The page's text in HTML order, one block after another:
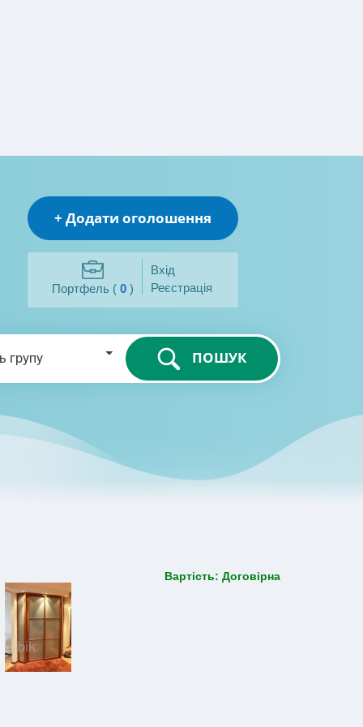
+ Додати оголошення
Портфель ( 0 )
Вхід
Реєстрація
групу ПОШУК
Вартість: Договірна